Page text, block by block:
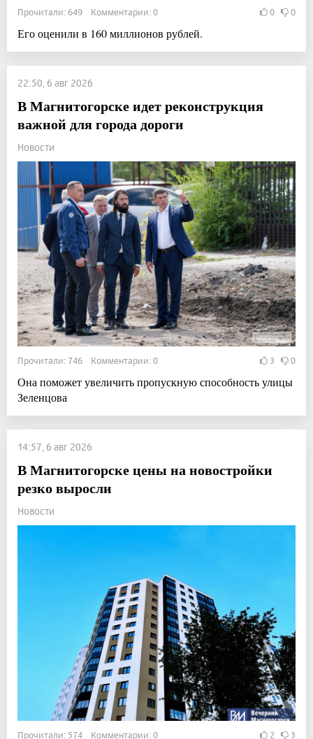
Прочитали: 649 Комментарии: 0 0 0
Его оценили в 160 миллионов рублей.
22:50, 6 авг 2026
В Магнитогорске идет реконструкция
важной для города дороги
Новости
Прочитали: 746 Комментарии: 0 3 0
Она поможет увеличить пропускную способность улицы
Зеленцова
14:57, 6 авг 2026
В Магнитогорске цены на новостройки
резко выросли
Новости
Прочитали: 574 Комментарии: 0 2 3